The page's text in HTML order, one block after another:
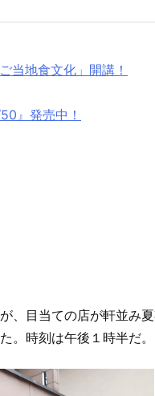
当地食文化」開講！
』発売中！
、目当ての店が軒並み
。時刻は午後１時半だ。